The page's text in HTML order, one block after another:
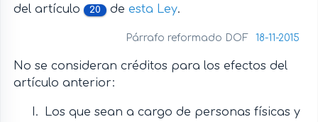
del artículo
20 de esta Ley.
Párrafo reformado DOF 18-11-2015
No se consideran créditos para los efectos del
artículo anterior:
Los que sean a cargo de personas físicas y